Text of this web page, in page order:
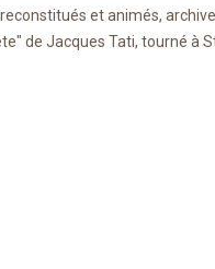
et animés,
de Jacques Tati, tourné à